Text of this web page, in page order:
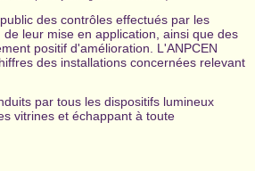
des contrôles effectués par les
leur mise en application, ainsi que des
positif d'amélioration. L'ANPCEN
des installations concernées relevant
par tous les dispositifs lumineux
vitrines et échappant à toute